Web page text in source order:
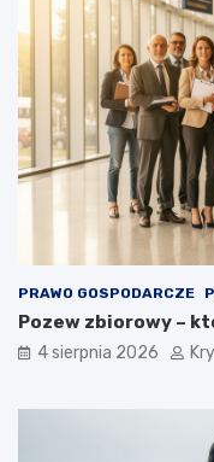
PRAWO GOSPODARCZE
Pozew zbiorowy –
4 sierpnia 2026